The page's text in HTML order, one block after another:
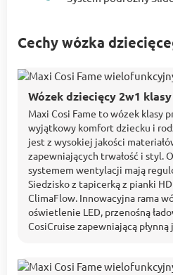
Cechy wózka
Wózek dziecięcy 2w1
Maxi Cosi Fame to wózek klasy
wyjątkowy komfort dziecku i
jest z wysokiej jakości
zapewniających trwałość i styl.
systemem wentylacji mają
Siedzisko z tapicerką z pianki
ClimaFlow. Innowacyjna rama
oświetlenie LED, przenośną
CosiCruise zapewniającą płynną